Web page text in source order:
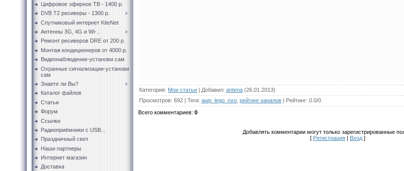
Цифровое эфирное ТВ - 1400 р.
DVB T2 ресиверы - 1300 р.
Спутниковый интернет KiteNet
Антенны 3G, 4G и Wi-...
Ремонт ресиверов DRE от 200 р.
Монтаж кондиционеров от 4000 р.
Видеонаблюдение-установи сам
Охранные сигнализации-установи
сам
Знаете ли Вы?
Каталог файлов
Статьи
Форум
Ссылки
Радиоприёмники с USB...
Праздничный свет
Наши партнеры
Интернет магазин
Доставка
Категория: Мои статьи | Добавил: antena (26.01.2013)
Просмотров: 692 | Теги: awp_lego_nxo рейтинг каналов | Рейтинг: 0.0/0
Всего комментариев: 0
Добавлять комментарии могут только зарегистрированные
[ Регистрация | Вход ]